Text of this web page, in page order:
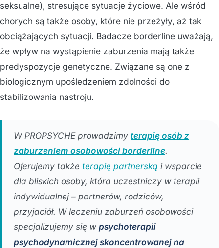
seksualne), stresujące sytuacje życiowe. Ale wśród
chorych są także osoby, które nie przeżyły, aż tak
obciążających sytuacji. Badacze borderline uważają,
że wpływ na wystąpienie zaburzenia mają także
predyspozycje genetyczne. Związane są one z
biologicznym upośledzeniem zdolności do
stabilizowania nastroju.
W PROPSYCHE prowadzimy terapię osób z
zaburzeniem osobowości borderline.
Oferujemy także terapię partnerską i wsparcie
dla bliskich osoby, która uczestniczy w terapii
indywidualnej – partnerów, rodziców,
przyjaciół. W leczeniu zaburzeń osobowości
specjalizujemy się w psychoterapii
psychodynamicznej skoncentrowanej na